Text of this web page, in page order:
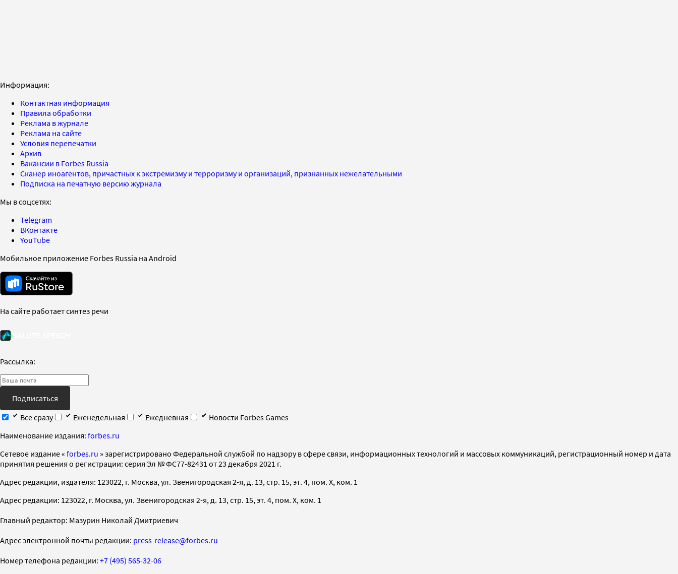
Информация:
Контактная информация
Правила обработки
Реклама в журнале
Реклама на сайте
Условия перепечатки
Архив
Вакансии в Forbes Russia
Сканер иноагентов, причастных к экстремизму и терроризму и организаций, признанных нежелательными
Подписка на печатную версию журнала
Мы в соцсетях:
Telegram
ВКонтакте
YouTube
Мобильное приложение Forbes Russia на Android
На сайте работает синтез речи
Рассылка:
Подписаться
Все сразу
Еженедельная Ежедневная
Новости Forbes Games
Наименование издания: forbes.ru
Cетевое издание « forbes.ru » зарегистрировано Федеральной службой по надзору в сфере связи, информационных технологий и массовых коммуникаций, регистрационный номер и дата
принятия решения о регистрации: серия Эл № ФС77-82431 от 23 декабря 2021 г.
Адрес редакции, издателя: 123022, г. Москва, ул. Звенигородская 2-я, д. 13, стр. 15, эт. 4, пом. X, ком. 1
Адрес редакции: 123022, г. Москва, ул. Звенигородская 2-я, д. 13, стр. 15, эт. 4, пом. X, ком. 1
Главный редактор: Мазурин Николай Дмитриевич
Адрес электронной почты редакции: press-release@forbes.ru
Номер телефона редакции: +7 (495) 565-32-06